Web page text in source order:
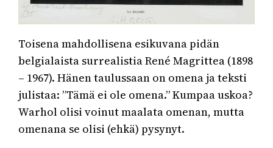
Toisena mahdollisena esikuvana pidän
belgialaista surrealistia René Magrittea (1898
– 1967). Hänen taulussaan on omena ja teksti
julistaa: ”Tämä ei ole omena.” Kumpaa uskoa?
Warhol olisi voinut maalata omenan, mutta
omenana se olisi (ehkä) pysynyt.